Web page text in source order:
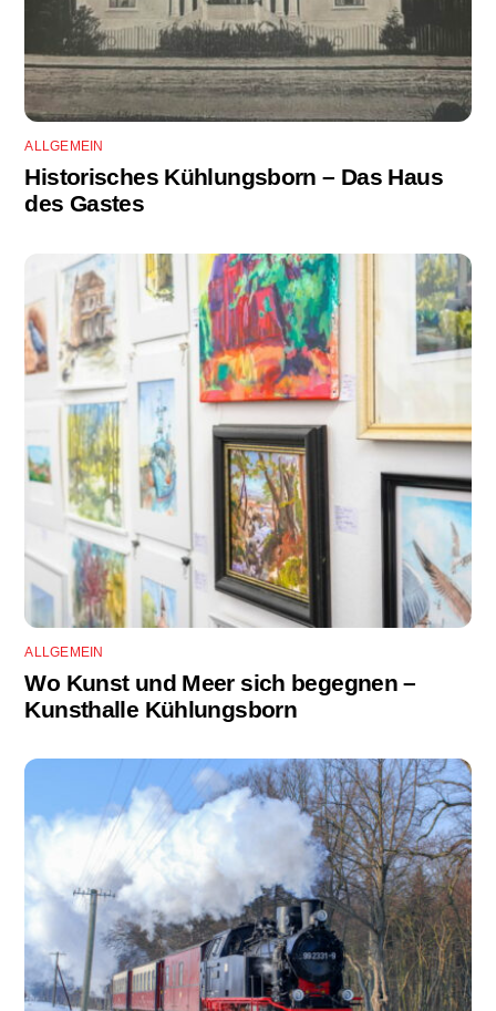
ALLGEMEIN
Historisches Kühlungsborn – Das Haus
des Gastes
ALLGEMEIN
Wo Kunst und Meer sich begegnen –
Kunsthalle Kühlungsborn